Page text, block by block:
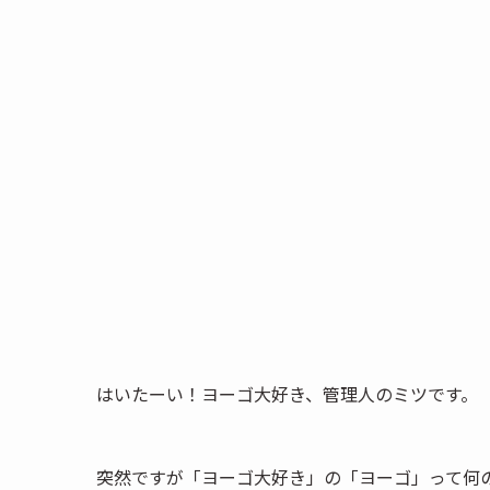
はいたーい！ヨーゴ大好き、管理人のミツです。
突然ですが「ヨーゴ大好き」の「ヨーゴ」って何